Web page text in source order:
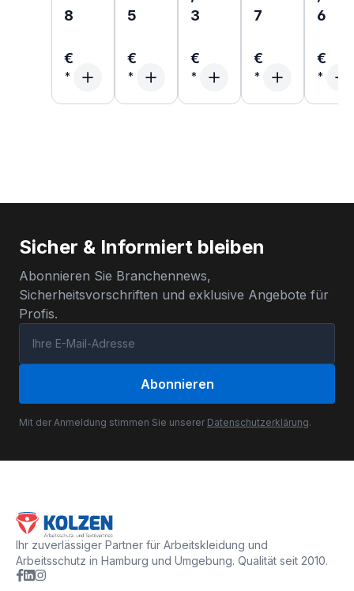
8
€
5
€
3
€
7
€
6
€
Sicher & Informiert bleiben
Abonnieren Sie Branchennews,
Sicherheitsvorschriften und exklusive Angebote für
Profis.
Abonnieren
Mit der Anmeldung stimmen Sie unserer Datenschutzerklärung.
Ihr zuverlässiger Partner für Arbeitskleidung und
Arbeitsschutz in Hamburg und Umgebung. Qualität seit 2010.